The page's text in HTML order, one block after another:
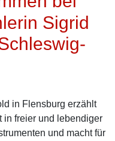
Sigrid
in Flensburg erzählt
in freier und lebendiger
und macht für